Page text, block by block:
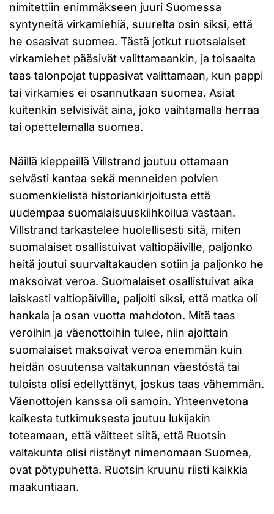
nimitettiin enimmäkseen juuri Suomessa
syntyneitä virkamiehiä, suurelta osin siksi, että
he osasivat suomea. Tästä jotkut ruotsalaiset
virkamiehet pääsivät valittamaankin, ja toisaalta
taas talonpojat tuppasivat valittamaan, kun pappi
tai virkamies ei osannutkaan suomea. Asiat
kuitenkin selvisivät aina, joko vaihtamalla herraa
tai opettelemalla suomea.
Näillä kieppeillä Villstrand joutuu ottamaan
selvästi kantaa sekä menneiden polvien
suomenkielistä historiankirjoitusta että
uudempaa suomalaisuuskiihkoilua vastaan.
Villstrand tarkastelee huolellisesti sitä, miten
suomalaiset osallistuivat valtiopäiville, paljonko
heitä joutui suurvaltakauden sotiin ja paljonko he
maksoivat veroa. Suomalaiset osallistuivat aika
laiskasti valtiopäiville, paljolti siksi, että matka oli
hankala ja osan vuotta mahdoton. Mitä taas
veroihin ja väenottoihin tulee, niin ajoittain
suomalaiset maksoivat veroa enemmän kuin
heidän osuutensa valtakunnan väestöstä tai
tuloista olisi edellyttänyt, joskus taas vähemmän.
Väenottojen kanssa oli samoin. Yhteenvetona
kaikesta tutkimuksesta joutuu lukijakin
toteamaan, että väitteet siitä, että Ruotsin
valtakunta olisi riistänyt nimenomaan Suomea,
ovat pötypuhetta. Ruotsin kruunu riisti kaikkia
maakuntiaan.